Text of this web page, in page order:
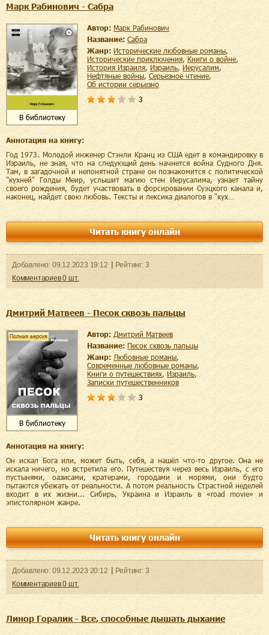
Марк Рабинович - Сабра
В библиотеку
Автор:
Марк Рабинович
Название:
Сабра
Жанр:
исторические любовные романы
исторические приключения
книги о войне
история Израиля
Израиль Иерусалим
нефтяные войны
серьезное чтение
об истории серьезно
3
Аннотация на книгу:
Год 1973. Молодой инженер Стэнли Кранц из США едет в командировку в
Израиль, не зная, что на следующий день начнется война Судного Дня.
Там, в загадочной и непонятной стране он познакомится с политической
"кухней" Голды Меир, услышит магию стен Иерусалима, узнает тайну
своего рождения, будет участвовать в форсировании Суэцкого канала и,
наконец, найдет свою любовь. Тексты и лексика диалогов в "кух…
Читать книгу онлайн
Добавленo: 09.12.2023 19:12 Рейтинг: 3
Комментариев0 шт.
Дмитрий Матвеев - Песок сквозь пальцы
Полная версия
В библиотеку
Автор:
Дмитрий Матвеев
Название:
Песок сквозь пальцы
Жанр:
любовные романы
современные любовные романы
книги о путешествиях
Израиль
записки путешественников
3
Аннотация на книгу:
Он искал Бога или, может быть, себя, а нашёл что-то другое. Она не
искала ничего, но встретила его. Путешествуя через весь Израиль, с его
пустынями, оазисами, кратерами, городами и морями, они будто
пытаются убежать от реальности. А потом реальность Страстной неделей
входит в их жизни... Сибирь, Украина и Израиль в «road movie» и
эпистолярном жанре.
Читать книгу онлайн
Добавленo: 09.12.2023 20:12 Рейтинг: 3
Комментариев0 шт.
Линор Горалик - Все, способные дышать дыхание